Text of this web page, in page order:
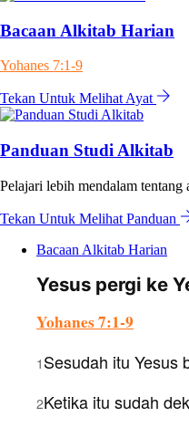
Bacaan Alkitab Harian
Yohanes 7:1-9
Tekan Untuk Melihat Ayat
Panduan Studi Alkitab
Pelajari lebih mendalam tentang
Tekan Untuk Melihat Panduan
Bacaan Alkitab Harian
Yesus pergi ke
Yohanes 7:1-9
1 Sesudah itu Yesus
2Ketika itu sudah